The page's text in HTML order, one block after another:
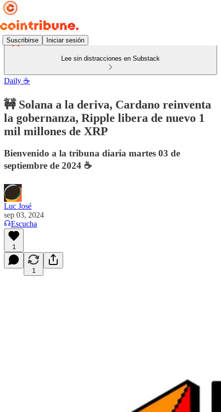
Suscribirse Iniciar sesión
Lee sin distracciones en Substack
Daily ☕️
🚧 Solana a la deriva, Cardano reinventa
la gobernanza, Ripple libera de nuevo 1
mil millones de XRP
Bienvenido a la tribuna diaria martes 03 de
septiembre de 2024 ☕️
Luc José
sep 03, 2024
Escucha
1
1